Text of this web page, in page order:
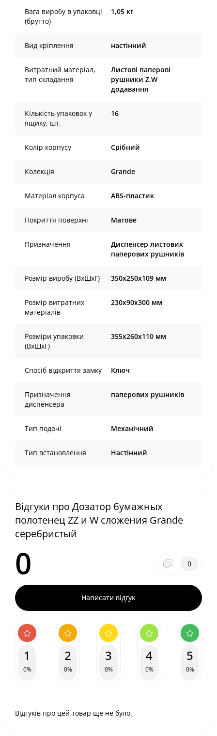
Вага виробу в упаковці
(брутто)
1,05 кг
Вид кріплення настінний
Витратний матеріал,
тип складання
Листові паперові
рушники Z,W
додавання
Кількість упаковок у
ящику, шт.
16
Колір корпусу Срібний
Колекція Grande
Матеріал корпуса ABS-пластик
Покриття поверхні Матове
Призначення
Диспенсер листових
паперових рушників
Розмір виробу (ВхШхГ) 350х250х109 мм
Розмір витратних
матеріалів
230x90x300 мм
Розміри упаковки
(ВхШхГ)
355х260х110 мм
Спосіб відкриття замку Ключ
Призначення
диспенсера
паперових рушників
Тип подачі Механічний
Тип встановлення Настінний
Відгуки про Дозатор бумажных
полотенец ZZ и W сложения Grande
серебристый
0 0
Написати відгук
1
0%
2
0%
3
0%
4
0%
5
0%
Відгуків про цей товар ще не було.